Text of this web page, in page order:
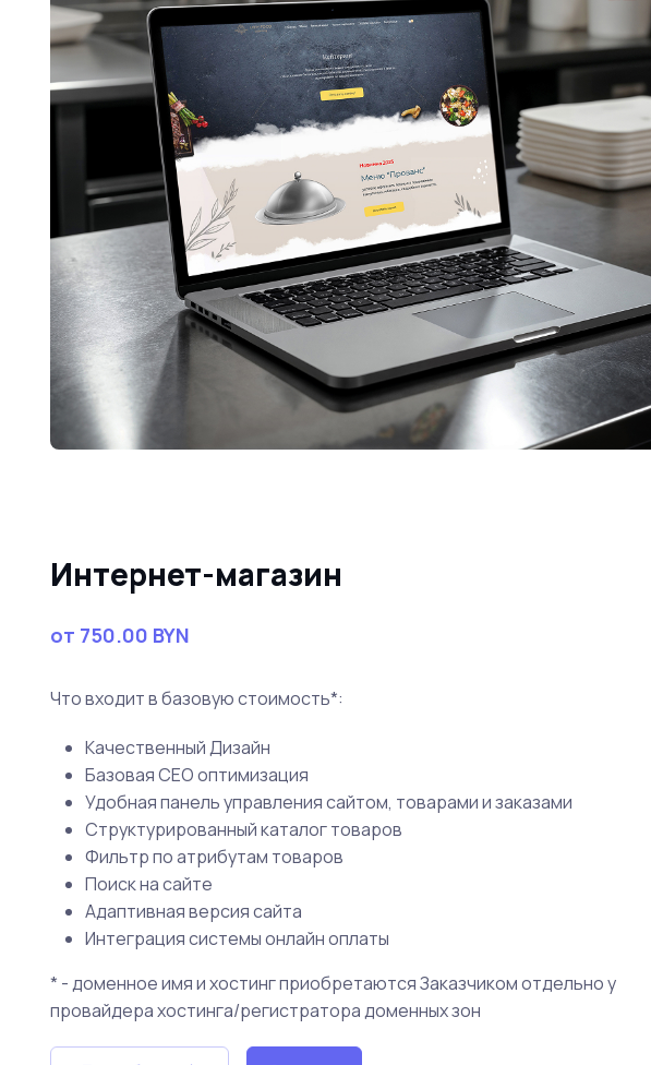
Интернет-магазин
от 750.00 BYN
Что входит в базовую стоимость*:
Качественный Дизайн
Базовая СЕО оптимизация
Удобная панель управления сайтом, товарами и заказами
Структурированный каталог товаров
Фильтр по атрибутам товаров
Поиск на сайте
Адаптивная версия сайта
Интеграция системы онлайн оплаты
* - доменное имя и хостинг приобретаются Заказчиком отдельно у
провайдера хостинга/регистратора доменных зон